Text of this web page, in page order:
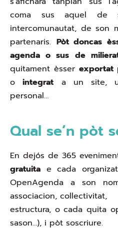
coma sus aquel de
intercomunautat, de son
partenaris. Pòt doncas
agenda o sus de
quitament èsser exportat
ointegrat a un site,
personal…
Qual se’n pòt
En dejós de 365
gratuita e cada
OpenAgenda a son
associacion, collectivitat,
estructura, o cada quita
sason…), i pòt soscriure.